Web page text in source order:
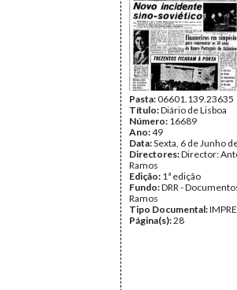
Pasta:06601.139.23635
Título:Diário de Lisboa
Número: 16689
Ano:49
Data:Sexta, 6 de Junho
Directores:Director:
Ramos
Edição: 1ª edição
Fundo:DRR -
Ramos
Tipo Documental:
Página(s):28